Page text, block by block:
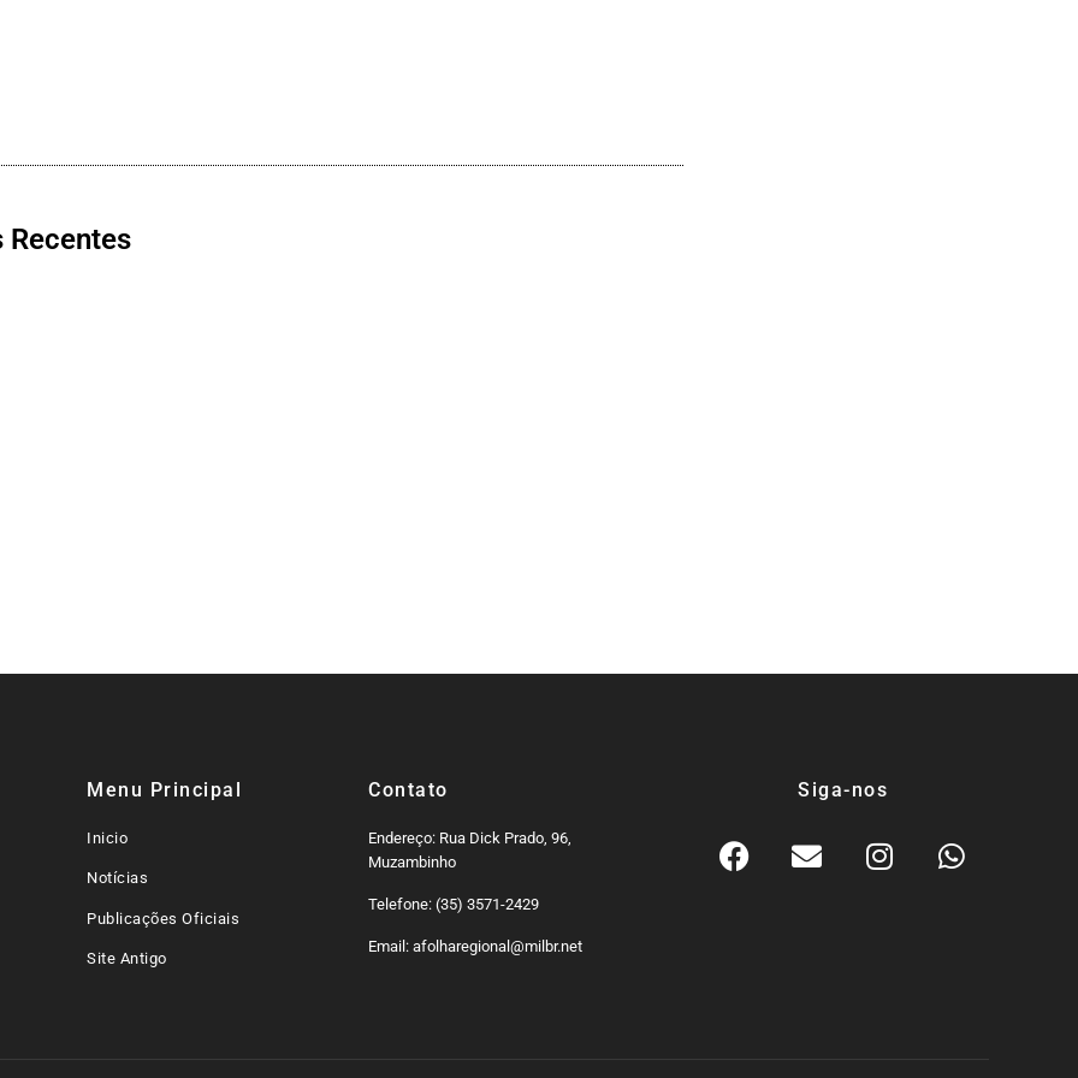
Recentes
Menu Principal
Inicio
Notícias
Publicações Oficiais
Site Antigo
Contato
Endereço: Rua Dick Prado, 96,
Muzambinho
Telefone: (35) 3571-2429
Email: afolharegional@milbr.net
Siga-nos